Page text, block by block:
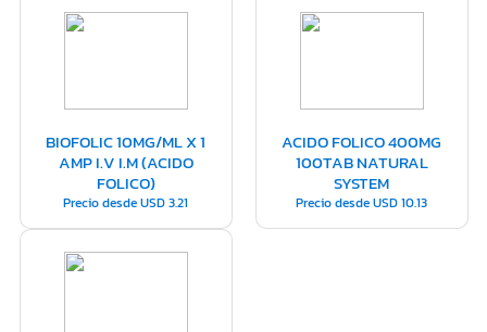
BIOFOLIC 10MG/ML X 1
AMP I.V I.M (ACIDO
FOLICO)
Precio desdeUSD3.21
ACIDO FOLICO 400MG
100TAB NATURAL
SYSTEM
Precio desdeUSD10.13